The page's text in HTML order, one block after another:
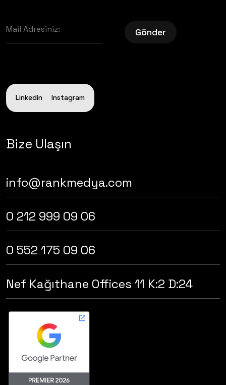
Gönder
Linkedin Instagram
Bize Ulaşın
info@rankmedya.com
0 212 999 09 06
0 552 175 09 06
Nef Kağıthane Offices 11 K:2 D:24